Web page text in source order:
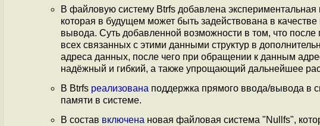
В файловую систему Btrfs добавлена
которая в будущем может быть задействована в
вывода. Суть добавленной возможности в том, что
всех связанных с этими данными структур в
адреса данных, после чего при обращении к данным
надёжный и гибкий, а также упрощающий дальнейшее
В Btrfs реализована поддержка прямого ввода/вывода в
памяти в системе.
В состав включена новая файловая система "Nullfs",